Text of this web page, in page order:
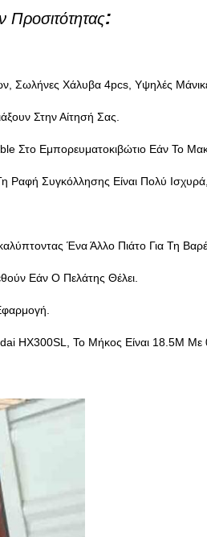
Προσιτότητας:
Σωλήνες Χάλυβα 4pcs, Υψηλές
Στην Αίτησή Σας.
Εμπορευματοκιβώτιο Εάν Το
Συγκόλλησης Είναι Πολύ Ισχυρά,
Ένα Άλλο Πιάτο Για Τη
Εάν Ο Πελάτης Θέλει.
HX300SL, Το Μήκος Είναι 18.5M Με